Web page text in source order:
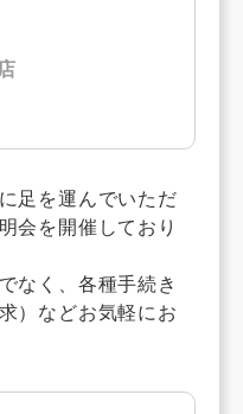
足を運んでいただ
会を開催しており
なく、各種手続き
）などお気軽にお